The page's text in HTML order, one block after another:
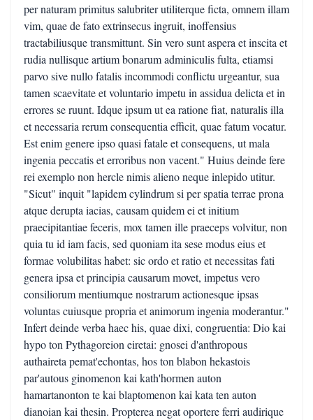
per naturam primitus salubriter utiliterque ficta, omnem illam
vim, quae de fato extrinsecus ingruit, inoffensius
tractabiliusque transmittunt. Sin vero sunt aspera et inscita et
rudia nullisque artium bonarum adminiculis fulta, etiamsi
parvo sive nullo fatalis incommodi conflictu urgeantur, sua
tamen scaevitate et voluntario impetu in assidua delicta et in
errores se ruunt. Idque ipsum ut ea ratione fiat, naturalis illa
et necessaria rerum consequentia efficit, quae fatum vocatur.
Est enim genere ipso quasi fatale et consequens, ut mala
ingenia peccatis et erroribus non vacent." Huius deinde fere
rei exemplo non hercle nimis alieno neque inlepido utitur.
"Sicut" inquit "lapidem cylindrum si per spatia terrae prona
atque derupta iacias, causam quidem ei et initium
praecipitantiae feceris, mox tamen ille praeceps volvitur, non
quia tu id iam facis, sed quoniam ita sese modus eius et
formae volubilitas habet: sic ordo et ratio et necessitas fati
genera ipsa et principia causarum movet, impetus vero
consiliorum mentiumque nostrarum actionesque ipsas
voluntas cuiusque propria et animorum ingenia moderantur."
Infert deinde verba haec his, quae dixi, congruentia: Dio kai
hypo ton Pythagoreion eiretai: gnosei d'anthropous
authaireta pemat'echontas, hos ton blabon hekastois
par'autous ginomenon kai kath'hormen auton
hamartanonton te kai blaptomenon kai kata ten auton
dianoian kai thesin. Propterea negat oportere ferri audirique